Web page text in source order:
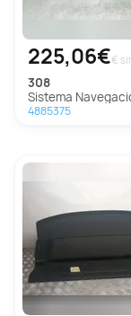
225,06€€
308
Sistema Navegacion Gps
4885375